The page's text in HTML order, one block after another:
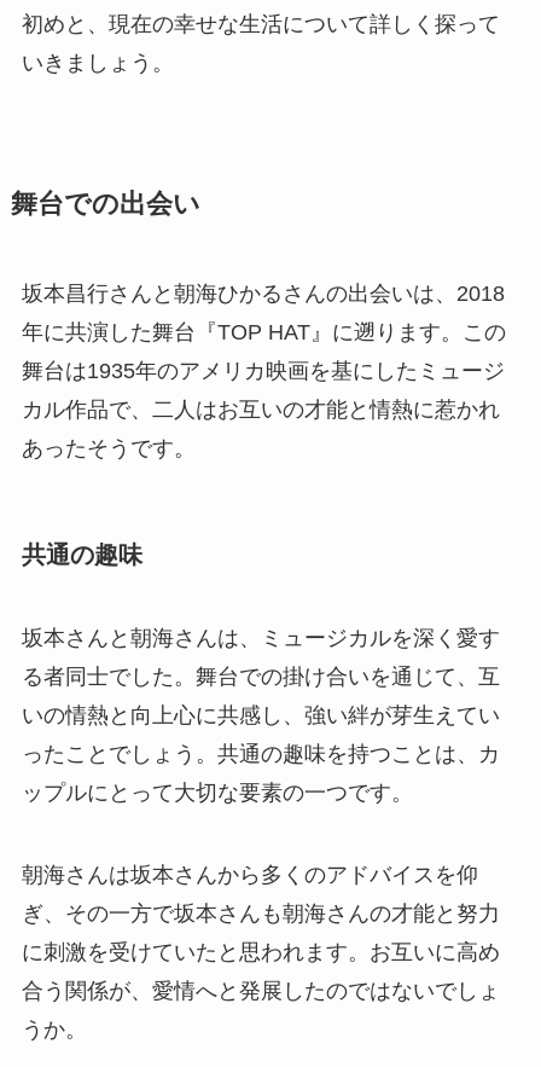
初めと、現在の幸せな生活について詳しく探って
いきましょう。
舞台での出会い
坂本昌行さんと朝海ひかるさんの出会いは、2018
年に共演した舞台『TOP HAT』に遡ります。この
舞台は1935年のアメリカ映画を基にしたミュージ
カル作品で、二人はお互いの才能と情熱に惹かれ
あったそうです。
共通の趣味
坂本さんと朝海さんは、ミュージカルを深く愛す
る者同士でした。舞台での掛け合いを通じて、互
いの情熱と向上心に共感し、強い絆が芽生えてい
ったことでしょう。共通の趣味を持つことは、カ
ップルにとって大切な要素の一つです。
朝海さんは坂本さんから多くのアドバイスを仰
ぎ、その一方で坂本さんも朝海さんの才能と努力
に刺激を受けていたと思われます。お互いに高め
合う関係が、愛情へと発展したのではないでしょ
うか。